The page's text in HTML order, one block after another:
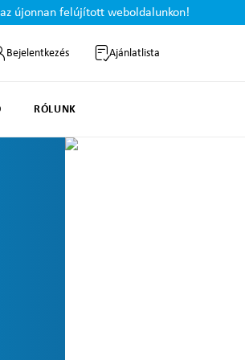
újonnan felújított weboldalunkon!
Bejelentkezés Ajánlatlista
RÓLUNK